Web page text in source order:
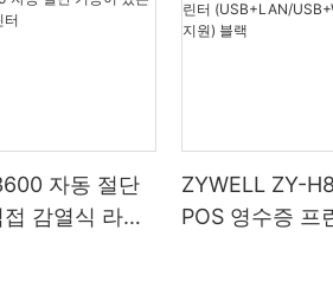
자동 절단
감열식 라벨
ZYWELL ZY-
POS 영수증 프